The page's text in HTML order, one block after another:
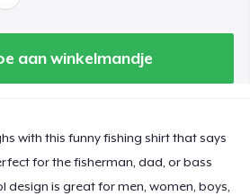
aan winkelmandje
with this funny fishing shirt that says
for the fisherman, dad, or bass
design is great for men, women, boys,